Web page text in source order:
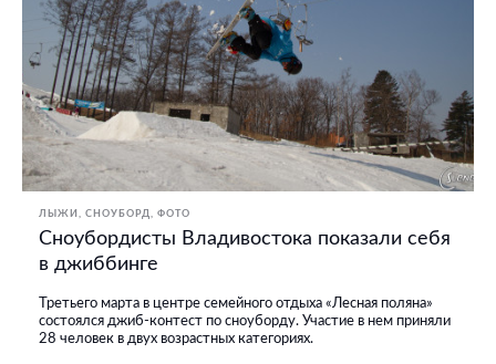
ЛЫЖИ, СНОУБОРД ФОТО
Сноубордисты Владивостока показали себя
в джиббинге
Третьего марта в центре семейного отдыха «Лесная поляна»
состоялся джиб-контест по сноуборду. Участие в нем приняли
28 человек в двух возрастных категориях.